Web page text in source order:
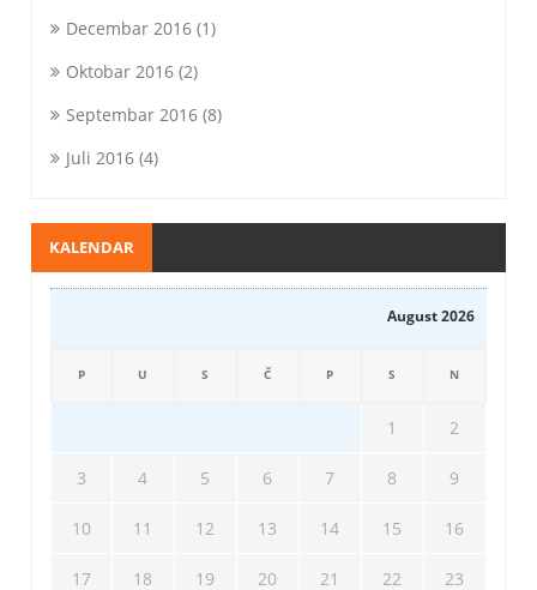
Decembar 2016(1)
Oktobar 2016(2)
Septembar 2016(8)
Juli 2016(4)
KALENDAR
August 2026
P U S Č P S N
1 2
3 4 5 6 7 8 9
10 11 12 13 14 15 16
17 18 19 20 21 22 23